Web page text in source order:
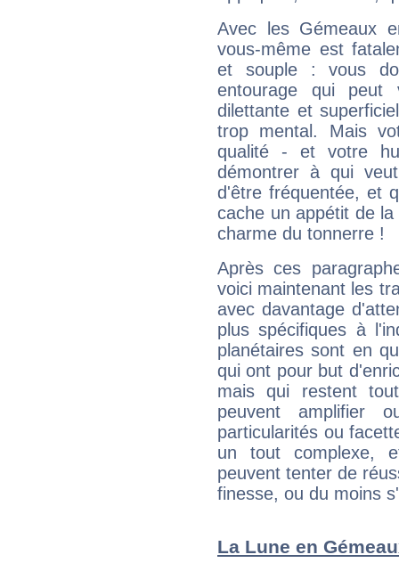
Avec les Gémeaux
vous-même est
et souple : vous
entourage qui
dilettante et
trop mental. Mais
qualité - et votre
démontrer à qui
d'être fréquentée, et
cache un appétit de
charme du tonnerre !
Après ces
voici maintenant les
avec davantage
plus spécifiques à
planétaires sont en
qui ont pour but
mais qui restent
peuvent amplifier
particularités ou
un tout complexe,
peuvent tenter de
finesse, ou du moins
La Lune en